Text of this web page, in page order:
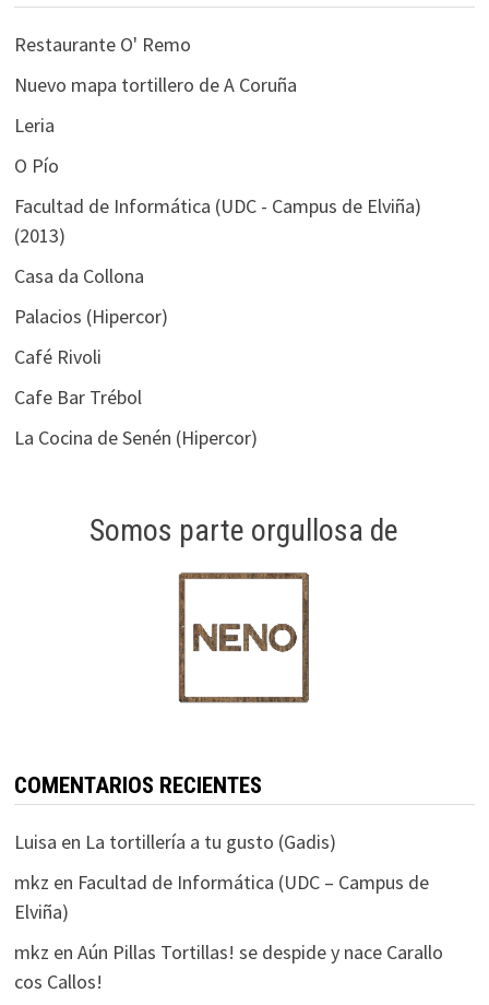
Restaurante O' Remo
Nuevo mapa tortillero de A Coruña
Leria
O Pío
Facultad de Informática (UDC - Campus de Elviña)
(2013)
Casa da Collona
Palacios (Hipercor)
Café Rivoli
Cafe Bar Trébol
La Cocina de Senén (Hipercor)
Somos parte orgullosa de
COMENTARIOS RECIENTES
Luisa en La tortillería a tu gusto (Gadis)
mkz en Facultad de Informática (UDC – Campus de
Elviña)
mkz en Aún Pillas Tortillas! se despide y nace Carallo
cos Callos!